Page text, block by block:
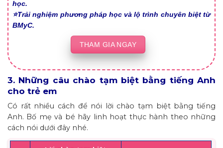
học.
⭐Trải nghiệm phương pháp học và lộ trình chuyên biệt từ
BMyC.
THAM GIA NGAY
3. Những câu chào tạm biệt bằng tiếng Anh
cho trẻ em
Có rất nhiều cách để nói lời chào tạm biệt bằng tiếng
Anh. Bố mẹ và bé hãy linh hoạt thực hành theo những
cách nói dưới đây nhé.